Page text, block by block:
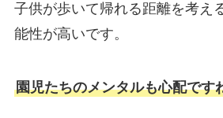
子供が歩いて帰れる距離を考え
能性が高いです。
園児たちのメンタルも心配です